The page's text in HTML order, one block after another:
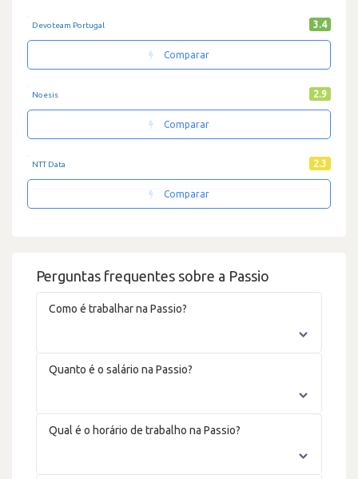
Perguntas frequentes sobre a Passio
Como é trabalhar na Passio?
Quanto é o salário na Passio?
Qual é o horário de trabalho na Passio?
Devoteam Portugal 3.4
Comparar
Noesis 2.9
Comparar
NTT Data 2.3
Comparar